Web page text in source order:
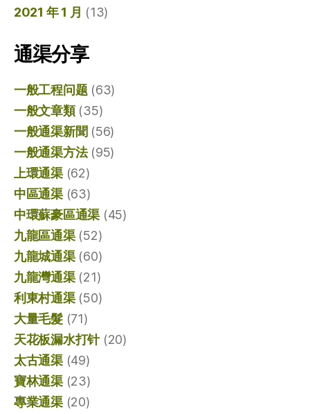
2021 年 1 月 (13)
通渠分享
一般工程问题(63)
一般文章類(35)
一般通渠新聞 (56)
一般通渠方法(95)
上環通渠(62)
中區通渠(63)
中環蘇豪區通渠 (45)
九龍區通渠(52)
九龍城通渠(60)
九龍灣通渠(21)
利東村通渠(50)
大量毛髮(71)
天花板漏水打针(20)
太古通渠(49)
寶林通渠(23)
專業通渠(20)